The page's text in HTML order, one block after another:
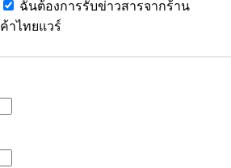
ฉันต้องการรับข่าวสารจากร้าน
ค้าไทยแวร์